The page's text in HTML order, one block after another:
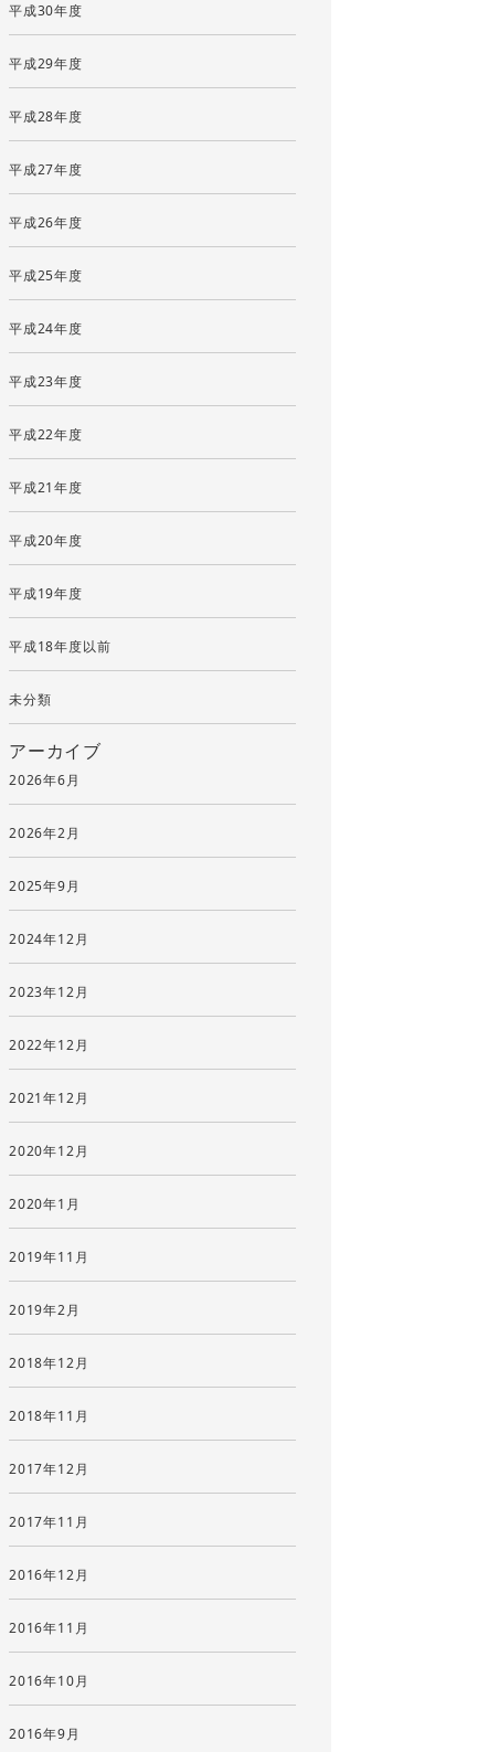
平成30年度
平成29年度
平成28年度
平成27年度
平成26年度
平成25年度
平成24年度
平成23年度
平成22年度
平成21年度
平成20年度
平成19年度
平成18年度以前
未分類
アーカイブ
2026年6月
2026年2月
2025年9月
2024年12月
2023年12月
2022年12月
2021年12月
2020年12月
2020年1月
2019年11月
2019年2月
2018年12月
2018年11月
2017年12月
2017年11月
2016年12月
2016年11月
2016年10月
2016年9月